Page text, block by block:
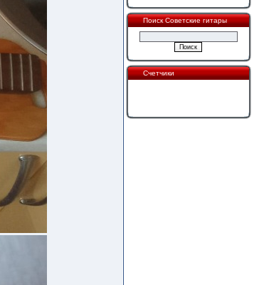
Поиск Советские гитары
Счетчики